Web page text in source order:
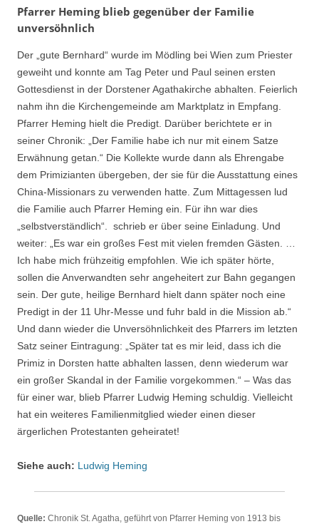
Pfarrer Heming blieb gegenüber der Familie
unversöhnlich
Der „gute Bernhard“ wurde im Mödling bei Wien zum Priester
geweiht und konnte am Tag Peter und Paul seinen ersten
Gottesdienst in der Dorstener Agathakirche abhalten. Feierlich
nahm ihn die Kirchengemeinde am Marktplatz in Empfang.
Pfarrer Heming hielt die Predigt. Darüber berichtete er in
seiner Chronik: „Der Familie habe ich nur mit einem Satze
Erwähnung getan.“ Die Kollekte wurde dann als Ehrengabe
dem Primizianten übergeben, der sie für die Ausstattung eines
China-Missionars zu verwenden hatte. Zum Mittagessen lud
die Familie auch Pfarrer Heming ein. Für ihn war dies
„selbstverständlich“. schrieb er über seine Einladung. Und
weiter: „Es war ein großes Fest mit vielen fremden Gästen. …
Ich habe mich frühzeitig empfohlen. Wie ich später hörte,
sollen die Anverwandten sehr angeheitert zur Bahn gegangen
sein. Der gute, heilige Bernhard hielt dann später noch eine
Predigt in der 11 Uhr-Messe und fuhr bald in die Mission ab.“
Und dann wieder die Unversöhnlichkeit des Pfarrers im letzten
Satz seiner Eintragung: „Später tat es mir leid, dass ich die
Primiz in Dorsten hatte abhalten lassen, denn wiederum war
ein großer Skandal in der Familie vorgekommen.“ – Was das
für einer war, blieb Pfarrer Ludwig Heming schuldig. Vielleicht
hat ein weiteres Familienmitglied wieder einen dieser
ärgerlichen Protestanten geheiratet!
Siehe auch: Ludwig Heming
Quelle: Chronik St. Agatha, geführt von Pfarrer Heming von 1913 bis